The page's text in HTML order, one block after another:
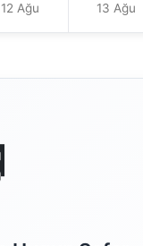
12 Ağu 13 Ağu